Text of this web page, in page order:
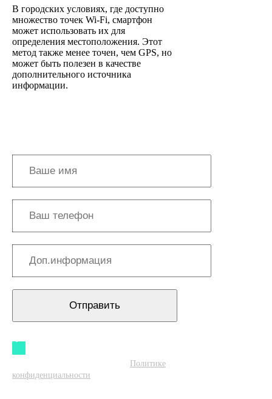
В городских условиях, где доступно
множество точек Wi-Fi, смартфон
может использовать их для
определения местоположения. Этот
метод также менее точен, чем GPS, но
может быть полезен в качестве
дополнительного источника
информации.
Политике
конфиденциальности